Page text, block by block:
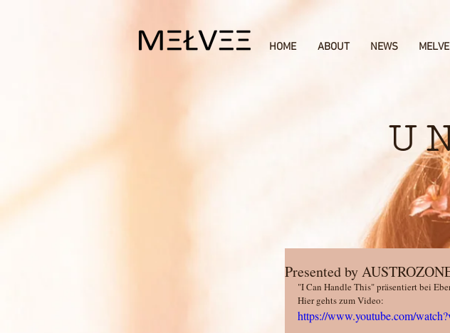
HOME ABOUT NEWS
Presented by
"I Can Handle This" präsentiert bei
Hier gehts zum Video:
https://www.youtube.com/